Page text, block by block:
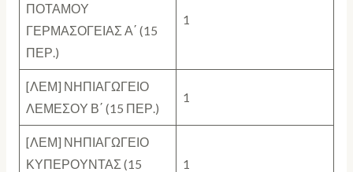
ΠΟΤΑΜΟΥ
ΓΕΡΜΑΣΟΓΕΙΑΣ Α΄ (15
ΠΕΡ.)
1
[ΛΕΜ] ΝΗΠΙΑΓΩΓΕΙΟ
ΛΕΜΕΣΟΥ Β΄ (15 ΠΕΡ.)
1
[ΛΕΜ] ΝΗΠΙΑΓΩΓΕΙΟ
ΚΥΠΕΡΟΥΝΤΑΣ (15
1